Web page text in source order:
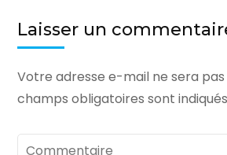
Laisser un
Votre adresse e-mail ne sera pas
champs obligatoires sont
Commentaire